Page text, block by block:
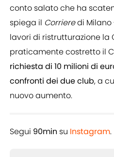
conto salato che ha
spiega il Corrieredi Milano
lavori di ristrutturazione la
praticamente costretto il
richiesta di 10 milioni di
confronti dei due club, a
nuovo aumento.
Segui 90min su Instagram.